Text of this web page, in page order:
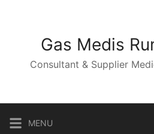
Gas Medis
Consultant & Supplier
MENU